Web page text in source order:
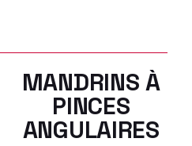
MANDRINS À
PINCES
ANGULAIRES